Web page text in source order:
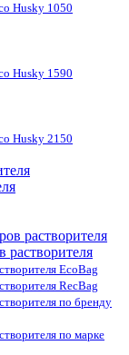
Husky 1050
Husky 1590
Husky 2150
растворителя
EcoBag
RecBag
по бренду
по марке